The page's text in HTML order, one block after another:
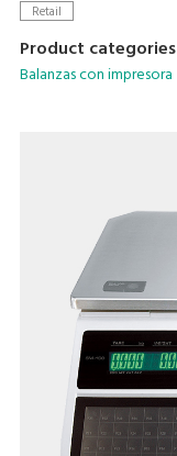
Retail
Product categories
Balanzas con impresora